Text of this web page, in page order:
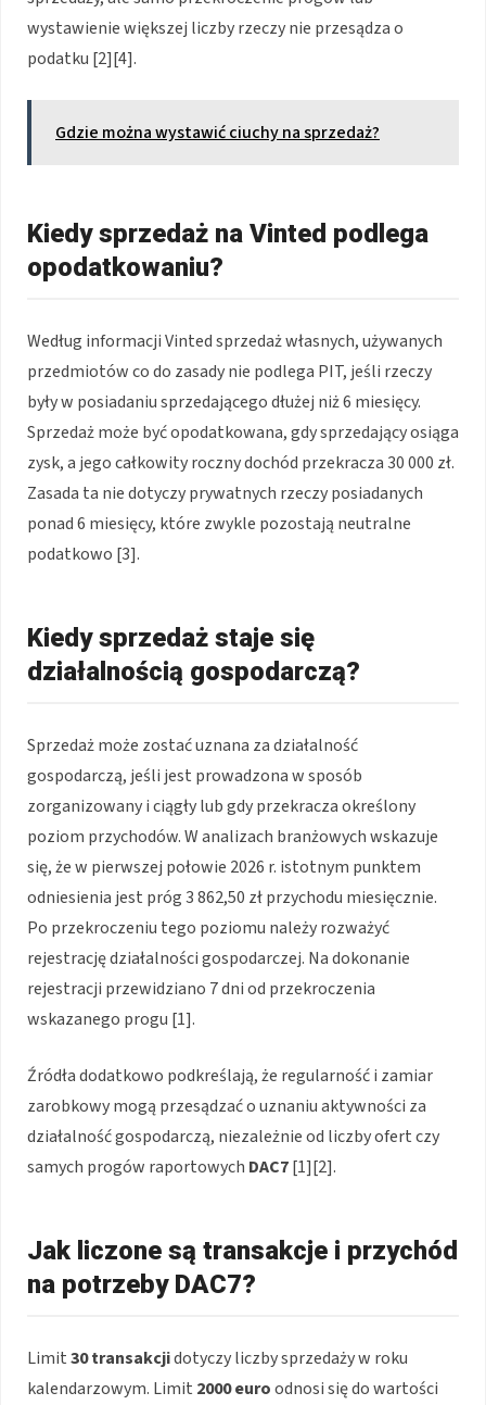
wystawienie większej liczby rzeczy nie przesądza o
podatku [2][4].
Gdzie można wystawić ciuchy na sprzedaż?
Kiedy sprzedaż na Vinted podlega
opodatkowaniu?
Według informacji Vinted sprzedaż własnych, używanych
przedmiotów co do zasady nie podlega PIT, jeśli rzeczy
były w posiadaniu sprzedającego dłużej niż 6 miesięcy.
Sprzedaż może być opodatkowana, gdy sprzedający osiąga
zysk, a jego całkowity roczny dochód przekracza 30 000 zł.
Zasada ta nie dotyczy prywatnych rzeczy posiadanych
ponad 6 miesięcy, które zwykle pozostają neutralne
podatkowo [3].
Kiedy sprzedaż staje się
działalnością gospodarczą?
Sprzedaż może zostać uznana za działalność
gospodarczą, jeśli jest prowadzona w sposób
zorganizowany i ciągły lub gdy przekracza określony
poziom przychodów. W analizach branżowych wskazuje
się, że w pierwszej połowie 2026 r. istotnym punktem
odniesienia jest próg 3 862,50 zł przychodu miesięcznie.
Po przekroczeniu tego poziomu należy rozważyć
rejestrację działalności gospodarczej. Na dokonanie
rejestracji przewidziano 7 dni od przekroczenia
wskazanego progu [1].
Źródła dodatkowo podkreślają, że regularność i zamiar
zarobkowy mogą przesądzać o uznaniu aktywności za
działalność gospodarczą, niezależnie od liczby ofert czy
samych progów raportowych DAC7[1][2].
Jak liczone są transakcje i przychód
na potrzeby DAC7?
Limit30 transakcjidotyczy liczby sprzedaży w roku
kalendarzowym. Limit 2000 euroodnosi się do wartości